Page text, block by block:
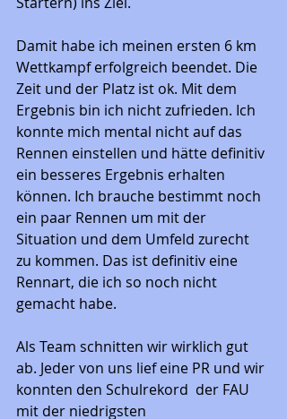
Damit habe ich meinen ersten 6 km
Wettkampf erfolgreich beendet. Die
Zeit und der Platz ist ok. Mit dem
Ergebnis bin ich nicht zufrieden. Ich
konnte mich mental nicht auf das
Rennen einstellen und hätte definitiv
ein besseres Ergebnis erhalten
können. Ich brauche bestimmt noch
ein paar Rennen um mit der
Situation und dem Umfeld zurecht
zu kommen. Das ist definitiv eine
Rennart, die ich so noch nicht
gemacht habe.
Als Team schnitten wir wirklich gut
ab. Jeder von uns lief eine PR und wir
konnten den Schulrekord  der FAU
mit der niedrigsten